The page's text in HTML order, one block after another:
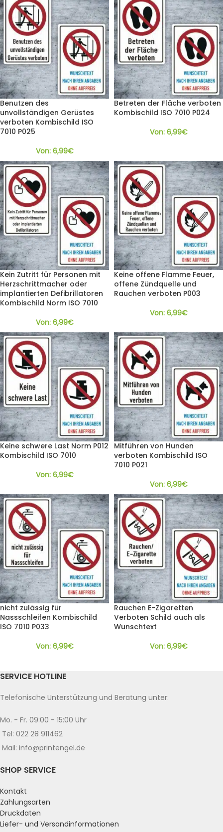
Benutzen des
unvollständigen Gerüstes
verboten Kombischild ISO
7010 P025
Von: 6,99€
Betreten der Fläche verboten
Kombischild ISO 7010 P024
Von: 6,99€
Kein Zutritt für Personen mit
Herzschrittmacher oder
implantierten Defibrillatoren
Kombischild Norm ISO 7010
Von: 6,99€
Keine offene Flamme Feuer,
offene Zündquelle und
Rauchen verboten P003
Von: 6,99€
Keine schwere Last Norm P012
Kombischild ISO 7010
Von: 6,99€
Mitführen von Hunden
verboten Kombischild ISO
7010 P021
Von: 6,99€
nicht zulässig für
Nassschleifen Kombischild
ISO 7010 P033
Von: 6,99€
Rauchen E-Zigaretten
Verboten Schild auch als
Wunschtext
Von: 6,99€
SERVICE HOTLINE
Telefonische Unterstützung und Beratung unter:
Mo. - Fr. 09:00 - 15:00 Uhr
Tel: 022 28 911462
Mail: info@printengel.de
SHOP SERVICE
Kontakt
Zahlungsarten
Druckdaten
Liefer- und Versandinformationen